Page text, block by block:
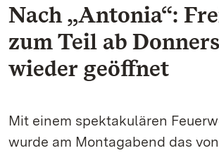
Nach „Antonia“:
zum Teil ab
wieder geöffnet
Mit einem spektakulären
wurde am Montagabend das